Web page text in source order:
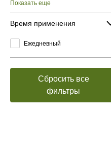
Показать еще
Время применения
Ежедневный
Сбросить все
фильтры